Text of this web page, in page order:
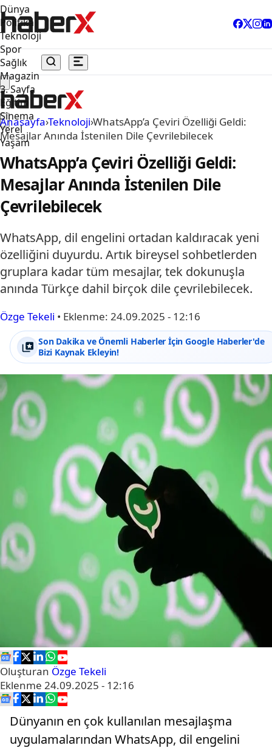
Dünya
Politika
Teknoloji
Spor
Sağlık
Magazin
3. Sayfa
Eğitim
Sinema
Yerel
Yaşam
Anasayfa›Teknoloji›WhatsApp’a Çeviri Özelliği Geldi:
Mesajlar Anında İstenilen Dile Çevrilebilecek
WhatsApp’a Çeviri Özelliği Geldi:
Mesajlar Anında İstenilen Dile
Çevrilebilecek
WhatsApp, dil engelini ortadan kaldıracak yeni
özelliğini duyurdu. Artık bireysel sohbetlerden
gruplara kadar tüm mesajlar, tek dokunuşla
anında Türkçe dahil birçok dile çevrilebilecek.
Özge Tekeli • Eklenme: 24.09.2025 - 12:16
Son Dakika ve Önemli Haberler İçin Google Haberler'de
Bizi Kaynak Ekleyin!
Oluşturan Özge Tekeli
Eklenme 24.09.2025 - 12:16
Dünyanın en çok kullanılan mesajlaşma
uygulamalarından WhatsApp, dil engelini